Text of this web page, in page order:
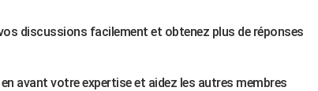
discussions facilement et obtenez plus de réponses
avant votre expertise et aidez les autres membres